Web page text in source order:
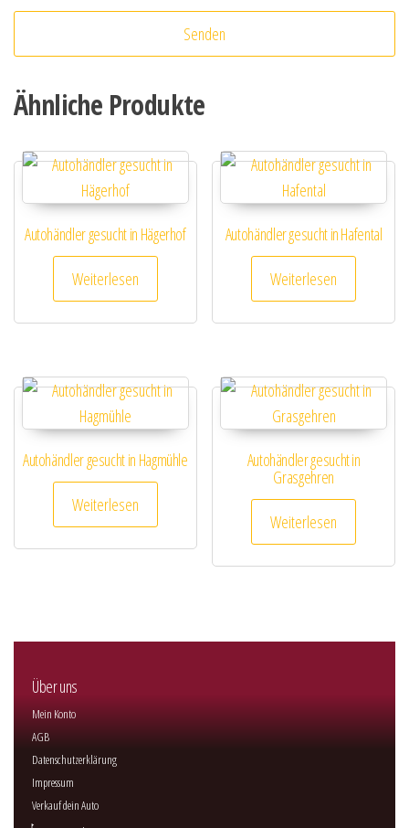
Ähnliche Produkte
Autohändler gesucht in Hägerhof
Weiterlesen
Autohändler gesucht in Hafental
Weiterlesen
Autohändler gesucht in Hagmühle
Weiterlesen
Autohändler gesucht in
Grasgehren
Weiterlesen
Über uns
Mein Konto
AGB
Datenschutzerklärung
Impressum
Verkauf dein Auto